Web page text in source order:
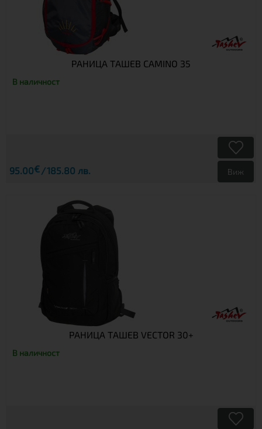
РАНИЦА ТАШЕВ CAMINO 35
В наличност
95.00€ 185.80 лв. Виж
РАНИЦА ТАШЕВ VECTOR 30+
В наличност